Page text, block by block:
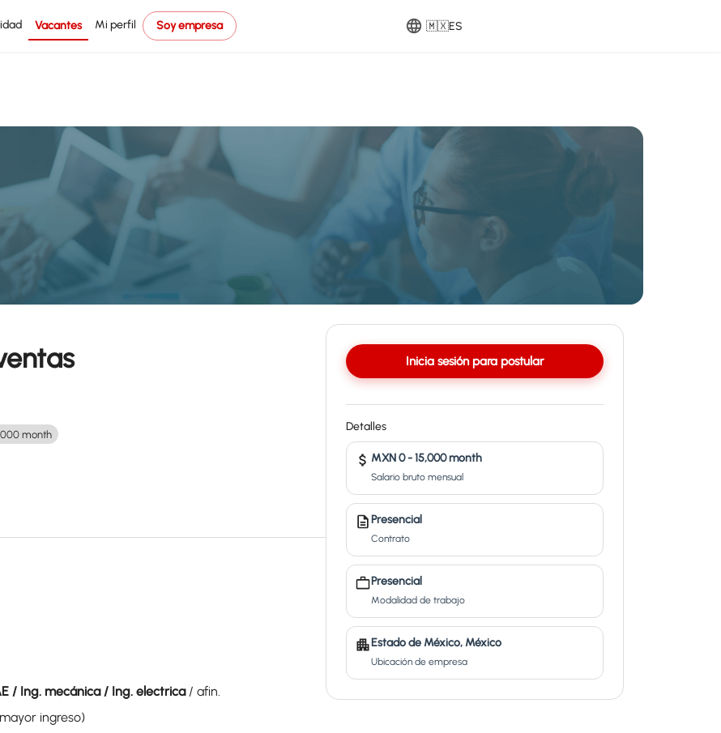
Vacantes Mi perfil Soy empresa 🇲🇽ES
month
/ Ing. mecánica / Ing. electrica/ afin.
ingreso)
Inicia sesión para postular
Detalles
MXN 0 - 15,000 month
Salario bruto mensual
Presencial
Contrato
Presencial
Modalidad de trabajo
Estado de México, México
Ubicación de empresa